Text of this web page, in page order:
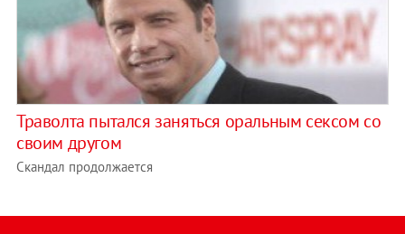
Траволта пытался заняться оральным сексом со
своим другом
Скандал продолжается